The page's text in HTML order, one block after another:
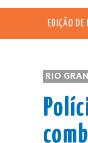
EDIÇÃO DE
RIO